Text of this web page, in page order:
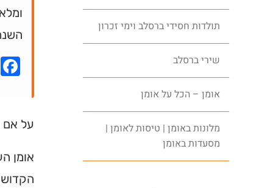
תולדות חסידי ברסלב וימי זכרון
שירי ברסלב
אומן – הכל על אומן
מלונות באומן | טיסות לאומן |
מסעדות באומן
על אם
אומן